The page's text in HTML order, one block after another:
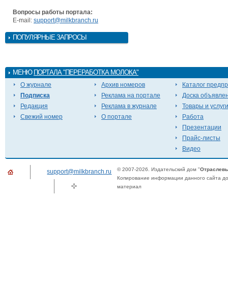
Вопросы работы портала:
E-mail: support@milkbranch.ru
ПОПУЛЯРНЫЕ ЗАПРОСЫ
МЕНЮ ПОРТАЛА "ПЕРЕРАБОТКА МОЛОКА"
О журнале
Подписка
Редакция
Свежий номер
Архив номеров
Реклама на портале
Реклама в журнале
О портале
Каталог
Доска
Товары и услуги
Работа
Презентации
Прайс-листы
Видео
support@milkbranch.ru © 2007-2026. Издательский дом "
Копирование информации данного сайта
материал